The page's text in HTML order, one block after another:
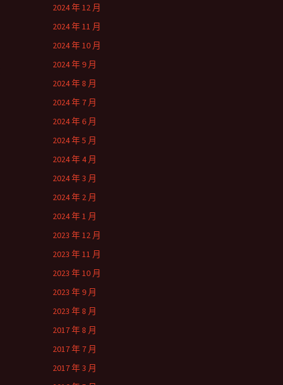
2024 年 12 月
2024 年 11 月
2024 年 10 月
2024 年 9 月
2024 年 8 月
2024 年 7 月
2024 年 6 月
2024 年 5 月
2024 年 4 月
2024 年 3 月
2024 年 2 月
2024 年 1 月
2023 年 12 月
2023 年 11 月
2023 年 10 月
2023 年 9 月
2023 年 8 月
2017 年 8 月
2017 年 7 月
2017 年 3 月